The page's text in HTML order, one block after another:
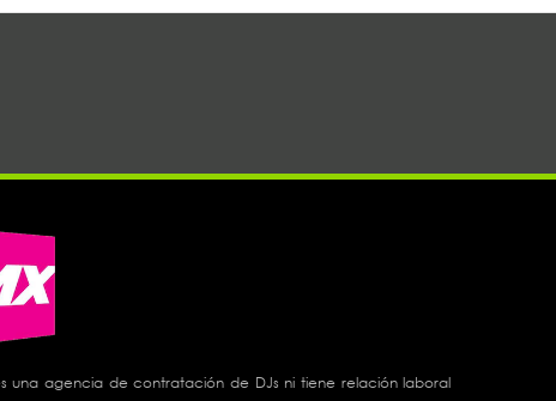
una agencia de contratación de DJs ni tiene relación laboral